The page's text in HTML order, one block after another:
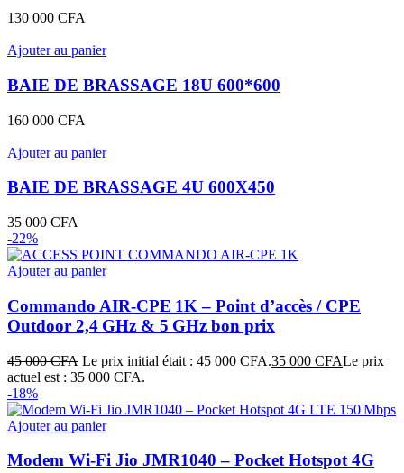
130 000 CFA
Ajouter au panier
BAIE DE BRASSAGE 18U 600*600
160 000 CFA
Ajouter au panier
BAIE DE BRASSAGE 4U 600X450
35 000 CFA
-22%
Ajouter au panier
Commando AIR‑CPE 1K – Point d’accès / CPE
Outdoor 2,4 GHz & 5 GHz bon prix
45 000CFA Le prix initial était : 45 000 CFA.35 000 CFALe prix
actuel est : 35 000 CFA.
-18%
Ajouter au panier
Modem Wi‑Fi Jio JMR1040 – Pocket Hotspot 4G